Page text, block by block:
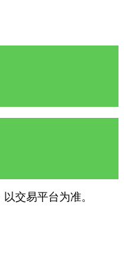
交易平台为准。